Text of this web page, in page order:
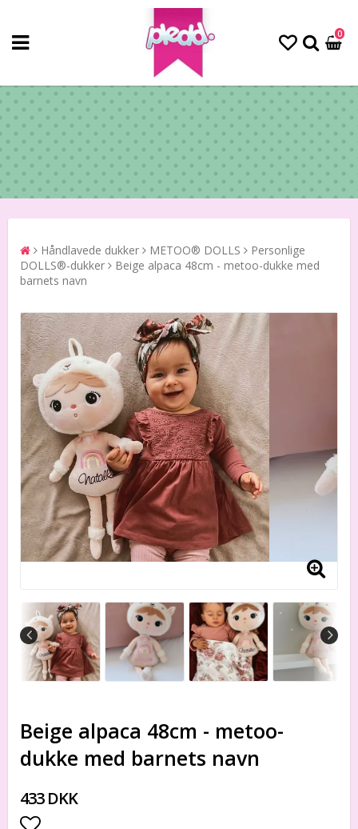
0
Håndlavede dukker METOO® DOLLS
Personlige
DOLLS®-dukker
Beige alpaca 48cm - metoo-dukke med
barnets navn
Beige alpaca 48cm - metoo-
dukke med barnets navn
433 DKK